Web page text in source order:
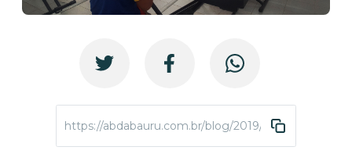
https://abdabauru.com.br/blog/2019/04/12/abda-